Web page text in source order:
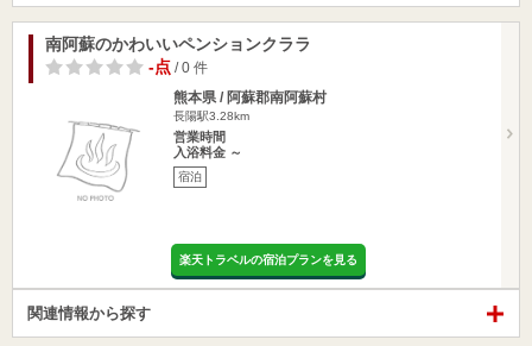
南阿蘇のかわいいペンションクララ
-点 / 0 件
熊本県 / 阿蘇郡南阿蘇村
長陽駅3.28km
営業時間
入浴料金 ～
宿泊
楽天トラベルの宿泊プランを見る
関連情報から探す